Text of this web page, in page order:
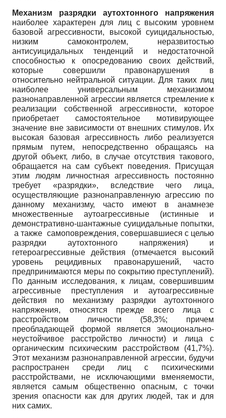
Механизм разрядки аутохтонного напряжения
наиболее характерен для лиц с высоким уровнем
базовой агрессивности, высокой суицидальностью,
низким самоконтролем, неразвитостью
антисуицидальных тенденций и недостаточной
способностью к опосредованию своих действий,
которые совершили правонарушения в
относительно нейтральной ситуации. Для таких лиц
наиболее универсальным механизмом
разнонаправленной агрессии является стремление к
реализации собственной агрессивности, которое
приобретает самостоятельное мотивирующее
значение вне зависимости от внешних стимулов. Их
высокая базовая агрессивность либо реализуется
прямым путем, непосредственно обращаясь на
другой объект, либо, в случае отсутствия такового,
обращается на сам субъект поведения. Присущая
этим людям личностная агрессивность постоянно
требует «разрядки», вследствие чего лица,
осуществляющие разнонаправленную агрессию по
данному механизму, часто имеют в анамнезе
множественные аутоагрессивные (истинные и
демонстративно-шантажные суицидальные попытки,
а также самоповреждения, совершавшиеся с целью
разрядки аутохтонного напряжения) и
гетероагрессивные действия (отмечается высокий
уровень рецидивных правонарушений, часто
предпринимаются меры по сокрытию преступлений).
По данным исследования, к лицам, совершившим
агрессивные преступления и аутоагрессивные
действия по механизму разрядки аутохтонного
напряжения, относятся прежде всего лица с
расстройством личности (58,3%; причем
преобладающей формой является эмоционально-
неустойчивое расстройство личности) и лица с
органическим психическим расстройством (41,7%).
Этот механизм разнонаправленной агрессии, будучи
распространен среди лиц с психическими
расстройствами, не исключающими вменяемости,
является самым общественно опасным, с точки
зрения опасности как для других людей, так и для
них самих.